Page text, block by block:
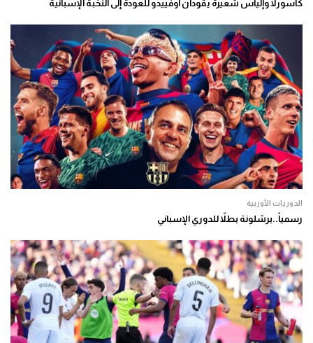
كاسورلا وإلياس شعيرة يقودان أوفييدو للعودة إلى النخبة الإسبانية
الدوريات الأوربية
رسمياً..برشلونة بطلاً للدوري الإسباني